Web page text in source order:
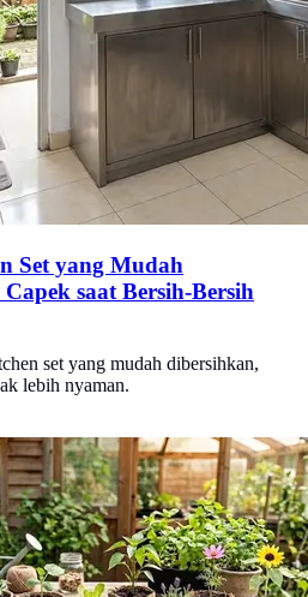
Set yang Mudah
saat Bersih-Bersih
set yang mudah dibersihkan,
lebih nyaman.